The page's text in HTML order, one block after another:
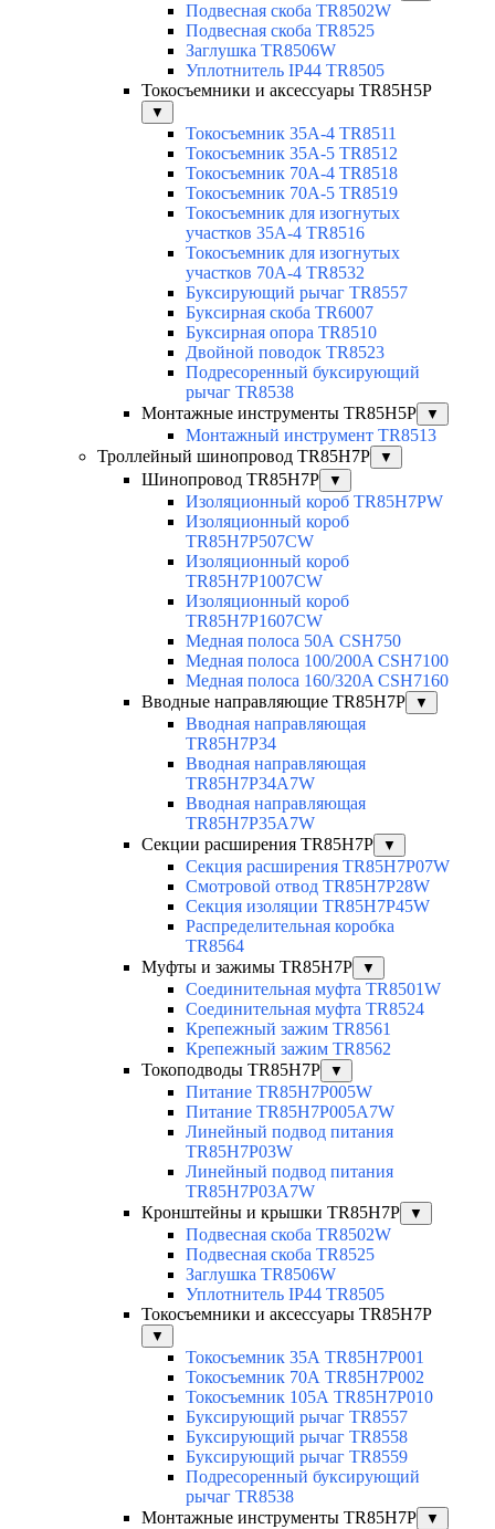
Подвесная скоба TR8502W
Подвесная скоба TR8525
Заглушка TR8506W
Уплотнитель IP44 TR8505
Токосъемники и аксессуары TR85H5P
▼
Токосъемник 35А-4 TR8511
Токосъемник 35А-5 TR8512
Токосъемник 70А-4 TR8518
Токосъемник 70А-5 TR8519
Токосъемник для изогнутых
участков 35А-4 TR8516
Токосъемник для изогнутых
участков 70А-4 TR8532
Буксирующий рычаг TR8557
Буксирная скоба TR6007
Буксирная опора TR8510
Двойной поводок TR8523
Подресоренный буксирующий
рычаг TR8538
Монтажные инструменты TR85H5P
▼
Монтажный инструмент TR8513
Троллейный шинопровод TR85H7P
▼
Шинопровод TR85H7P ▼
Изоляционный короб TR85H7PW
Изоляционный короб
TR85H7P507CW
Изоляционный короб
TR85H7P1007CW
Изоляционный короб
TR85H7P1607CW
Медная полоса 50А CSH750
Медная полоса 100/200A CSH7100
Медная полоса 160/320A CSH7160
Вводные направляющие TR85H7P
▼
Вводная направляющая
TR85H7P34
Вводная направляющая
TR85H7P34A7W
Вводная направляющая
TR85H7P35A7W
Секции расширения TR85H7P
▼
Секция расширения TR85H7P07W
Смотровой отвод TR85H7P28W
Секция изоляции TR85H7P45W
Распределительная коробка
TR8564
Муфты и зажимы TR85H7P
▼
Соединительная муфта TR8501W
Соединительная муфта TR8524
Крепежный зажим TR8561
Крепежный зажим TR8562
Токоподводы TR85H7P
▼
Питание TR85H7P005W
Питание TR85H7P005A7W
Линейный подвод питания
TR85H7P03W
Линейный подвод питания
TR85H7P03A7W
Кронштейны и крышки TR85H7P
▼
Подвесная скоба TR8502W
Подвесная скоба TR8525
Заглушка TR8506W
Уплотнитель IP44 TR8505
Токосъемники и аксессуары TR85H7P
▼
Токосъемник 35А TR85H7P001
Токосъемник 70А TR85H7P002
Токосъемник 105А TR85H7P010
Буксирующий рычаг TR8557
Буксирующий рычаг TR8558
Буксирующий рычаг TR8559
Подресоренный буксирующий
рычаг TR8538
Монтажные инструменты TR85H7P
▼